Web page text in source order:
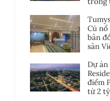
Cú
bản
sản
Dự
điểm
từ 2